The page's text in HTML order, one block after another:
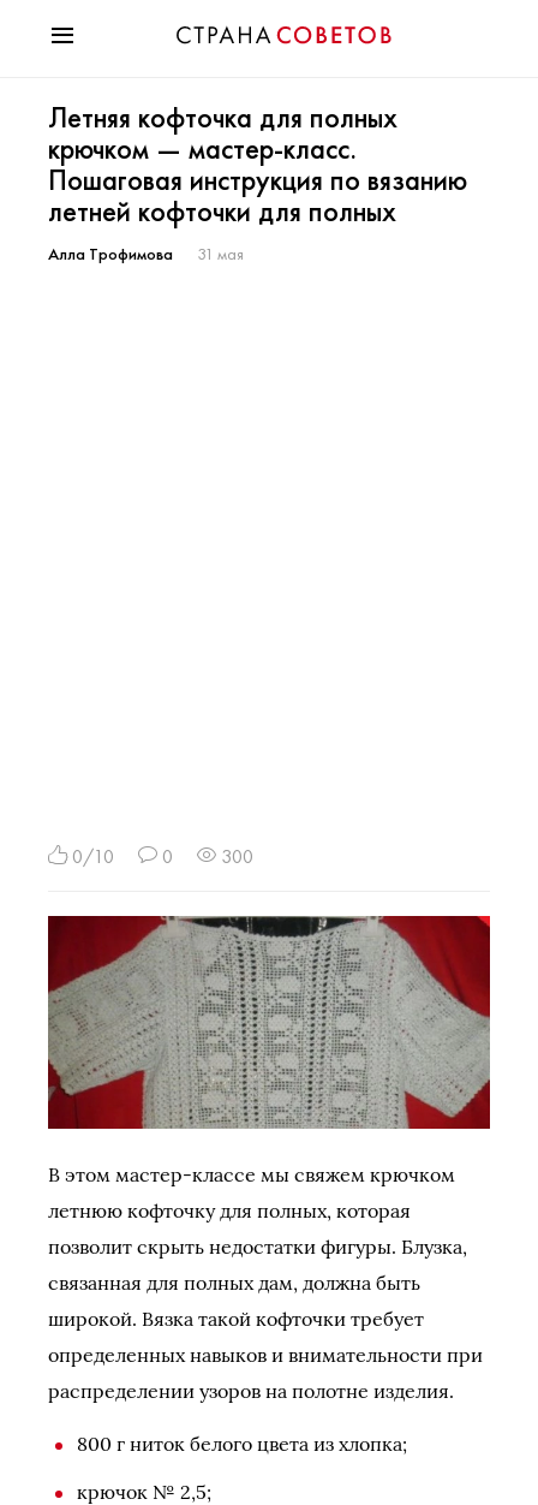
Мода
Звезды
Гороскопы
Здоровье
Психология
Летняя кофточка для полных
крючком — мастер-класс.
Пошаговая инструкция по вязанию
летней кофточки для полных
Алла Трофимова 31 мая
0/10 0 300
В этом мастер-классе мы свяжем крючком
летнюю кофточку для полных, которая
позволит скрыть недостатки фигуры. Блузка,
связанная для полных дам, должна быть
широкой. Вязка такой кофточки требует
определенных навыков и внимательности при
распределении узоров на полотне изделия.
800 г ниток белого цвета из хлопка;
крючок № 2,5;